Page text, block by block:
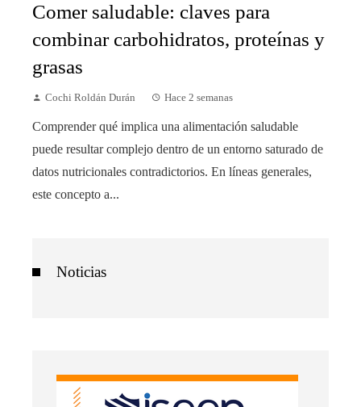
Comer saludable: claves para
combinar carbohidratos, proteínas y
grasas
Cochi Roldán Durán Hace 2 semanas
Comprender qué implica una alimentación saludable
puede resultar complejo dentro de un entorno saturado de
datos nutricionales contradictorios. En líneas generales,
este concepto a...
Noticias